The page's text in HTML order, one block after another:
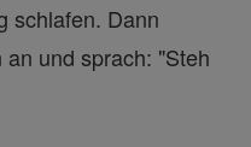
schlafen. Dann
und sprach: "Steh